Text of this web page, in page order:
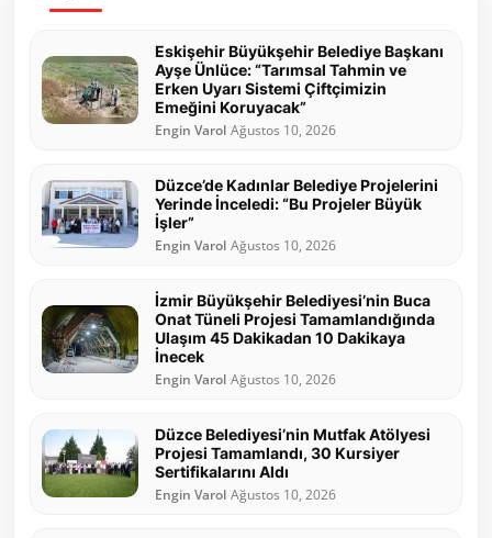
Eskişehir Büyükşehir Belediye Başkanı
Ayşe Ünlüce: “Tarımsal Tahmin ve
Erken Uyarı Sistemi Çiftçimizin
Emeğini Koruyacak”
Engin Varol Ağustos 10, 2026
Düzce’de Kadınlar Belediye Projelerini
Yerinde İnceledi: “Bu Projeler Büyük
İşler”
Engin Varol Ağustos 10, 2026
İzmir Büyükşehir Belediyesi’nin Buca
Onat Tüneli Projesi Tamamlandığında
Ulaşım 45 Dakikadan 10 Dakikaya
İnecek
Engin Varol Ağustos 10, 2026
Düzce Belediyesi’nin Mutfak Atölyesi
Projesi Tamamlandı, 30 Kursiyer
Sertifikalarını Aldı
Engin Varol Ağustos 10, 2026